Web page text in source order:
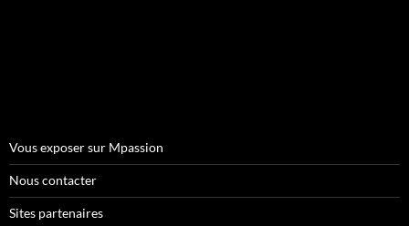
Vous exposer sur Mpassion
Nous contacter
Sites partenaires